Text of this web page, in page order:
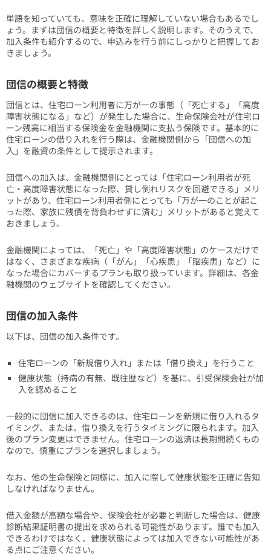
単語を知っていても、意味を正確に理解していない場合もあるでし
ょう。まずは団信の概要と特徴を詳しく説明します。そのうえで、
加入条件も紹介するので、申込みを行う前にしっかりと把握してお
きましょう。
団信の概要と特徴
団信とは、住宅ローン利用者に万が一の事態（「死亡する」「高度
障害状態になる」など）が発生した場合に、生命保険会社が住宅ロ
ーン残高に相当する保険金を金融機関に支払う保険です。基本的に
住宅ローンの借り入れを行う際は、金融機関側から「団信への加
入」を融資の条件として提示されます。
団信への加入は、金融機関側にとっては「住宅ローン利用者が死
亡・高度障害状態になった際、貸し倒れリスクを回避できる」メリ
ットがあり、住宅ローン利用者側にとっても「万が一のことが起こ
った際、家族に残債を背負わせずに済む」メリットがあると覚えて
おきましょう。
金融機関によっては、「死亡」や「高度障害状態」のケースだけで
はなく、さまざまな疾病（「がん」「心疾患」「脳疾患」など）に
なった場合にカバーするプランも取り扱っています。詳細は、各金
融機関のウェブサイトを確認してください。
団信の加入条件
以下は、団信の加入条件です。
住宅ローンの「新規借り入れ」または「借り換え」を行うこと
健康状態（持病の有無、既往歴など）を基に、引受保険会社が加
入を認めること
一般的に団信に加入できるのは、住宅ローンを新規に借り入れるタ
イミング、または、借り換えを行うタイミングに限られます。加入
後のプラン変更はできません。住宅ローンの返済は長期間続くもの
なので、慎重にプランを選択しましょう。
なお、他の生命保険と同様に、加入に際して健康状態を正確に告知
しなければなりません。
借入金額が高額な場合や、保険会社が必要と判断した場合は、健康
診断結果証明書の提出を求められる可能性があります。誰でも加入
できるわけではなく、健康状態によっては加入できない可能性があ
る点にご注意ください。